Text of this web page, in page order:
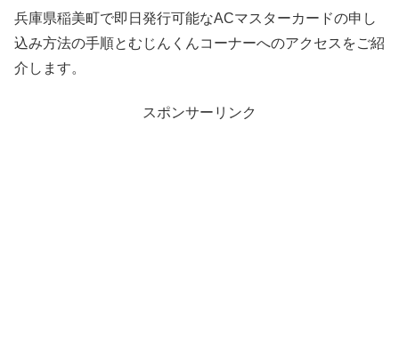
兵庫県稲美町で即日発行可能なACマスターカードの申し
込み方法の手順とむじんくんコーナーへのアクセスをご紹
介します。
スポンサーリンク